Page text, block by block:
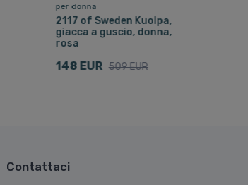
per donna
2117 of Sweden Kuolpa,
giacca a guscio, donna,
rosa
148 EUR 509 EUR
Contattaci